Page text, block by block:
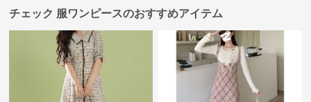
チェック 服ワンピースのおすすめアイテム